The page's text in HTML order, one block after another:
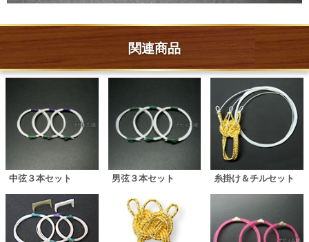
関連商品
中弦３本セット 男弦３本セット 糸掛け＆チルセット